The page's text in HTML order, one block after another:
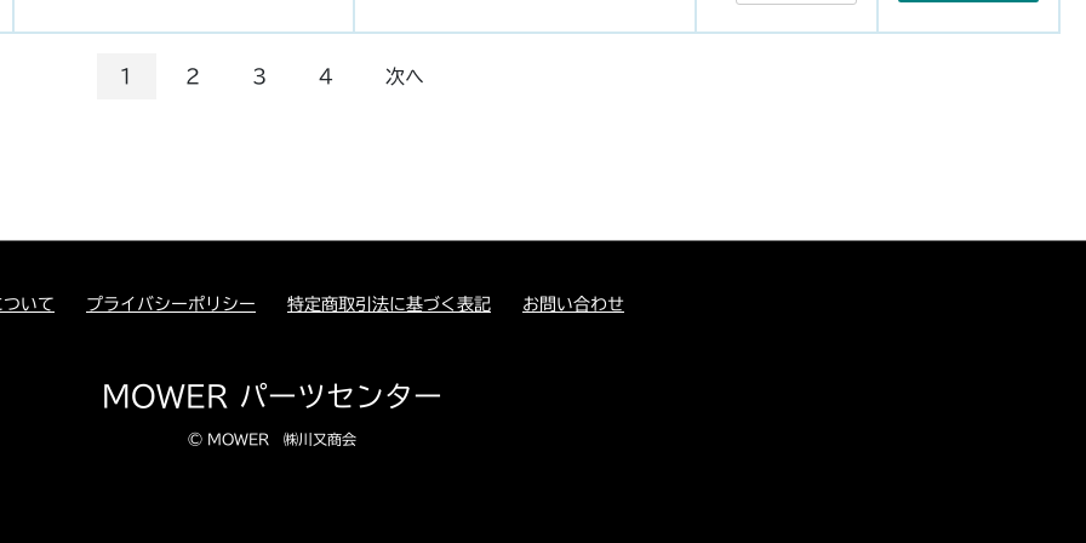
1 2 3 4 次へ
いて プライバシーポリシー 特定商取引法に基づく表記 お問い合わせ
MOWER パーツセンター
© MOWER ㈱川又商会